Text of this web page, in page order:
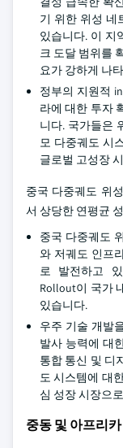
기 위한 위성 네
있습니다. 이 지
크 도달 범위를
요가 강하게 나
정부의 지원적
라에 대한 투자
니다. 국가들은
모 다중궤도 시
글로벌 고성장
중국 다중궤도 위
서 상당한 연평균
중국 다중궤도
와 저궤도 인프
로 발전하고
Rollout이 국가
있습니다.
우주 기술 개발
발사 능력에 대
통합 통신 및 디
도 시스템에 대
심 성장 시장으
중동 및 아프리